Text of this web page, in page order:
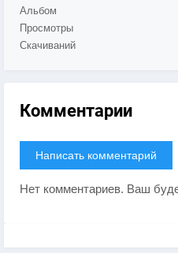
Альбом
Просмотры
Скачиваний
Комментарии
Написать комментарий
Нет комментариев. Ваш